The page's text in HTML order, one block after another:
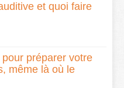
et quoi faire
préparer votre
même là où le